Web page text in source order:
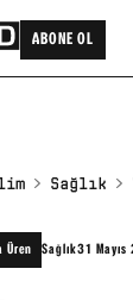
ABONE OL
Sağlık
Üren Sağlık31